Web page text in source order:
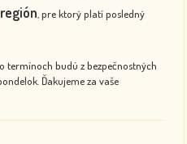
, pre ktorý platí posledný
termínoch budú z bezpečnostných
Ďakujeme za vaše